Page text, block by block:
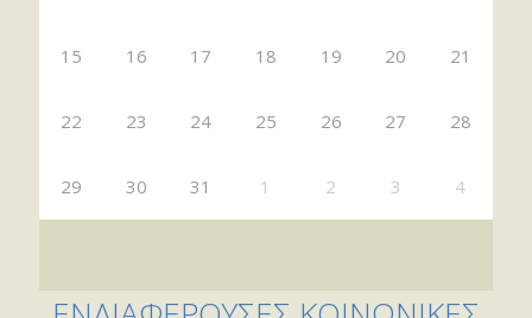
15 16 17 18 19 20 21
22 23 24 25 26 27 28
29 30 31 1 2 3 4